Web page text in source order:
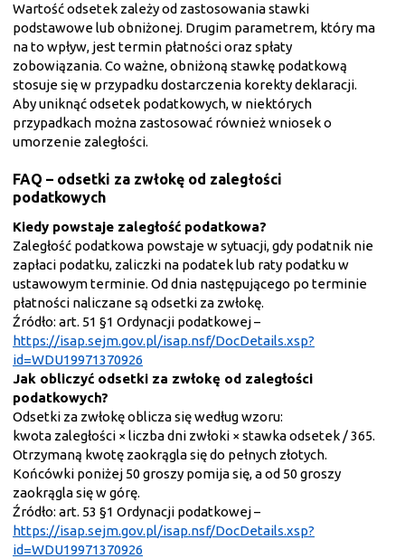
Wartość odsetek zależy od zastosowania stawki
podstawowe lub obniżonej. Drugim parametrem, który ma
na to wpływ, jest termin płatności oraz spłaty
zobowiązania. Co ważne, obniżoną stawkę podatkową
stosuje się w przypadku dostarczenia korekty deklaracji.
Aby uniknąć odsetek podatkowych, w niektórych
przypadkach można zastosować również wniosek o
umorzenie zaległości.
FAQ – odsetki za zwłokę od zaległości
podatkowych
Kiedy powstaje zaległość podatkowa?
Zaległość podatkowa powstaje w sytuacji, gdy podatnik nie
zapłaci podatku, zaliczki na podatek lub raty podatku w
ustawowym terminie. Od dnia następującego po terminie
płatności naliczane są odsetki za zwłokę.
Źródło: art. 51 §1 Ordynacji podatkowej –
https://isap.sejm.gov.pl/isap.nsf/DocDetails.xsp?
id=WDU19971370926
Jak obliczyć odsetki za zwłokę od zaległości
podatkowych?
Odsetki za zwłokę oblicza się według wzoru:
kwota zaległości × liczba dni zwłoki × stawka odsetek / 365.
Otrzymaną kwotę zaokrągla się do pełnych złotych.
Końcówki poniżej 50 groszy pomija się, a od 50 groszy
zaokrągla się w górę.
Źródło: art. 53 §1 Ordynacji podatkowej –
https://isap.sejm.gov.pl/isap.nsf/DocDetails.xsp?
id=WDU19971370926